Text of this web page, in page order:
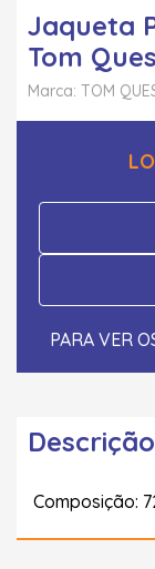
Jaqueta
Tom
Marca: TOM
PARA VER
Descrição
Composição: